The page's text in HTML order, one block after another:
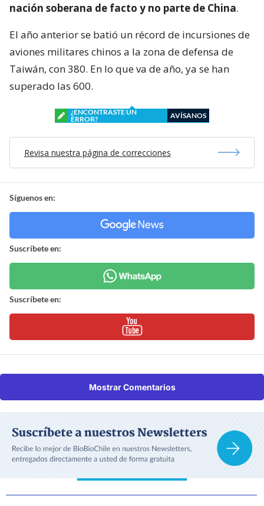
nación soberana de facto y no parte de China.
El año anterior se batió un récord de incursiones de
aviones militares chinos a la zona de defensa de
Taiwán, con 380. En lo que va de año, ya se han
superado las 600.
¿ENCONTRASTE UN
ERROR?
AVÍSANOS
Revisa nuestra página de correcciones
Síguenos en:
Suscríbete en:
Suscríbete en:
Mostrar Comentarios